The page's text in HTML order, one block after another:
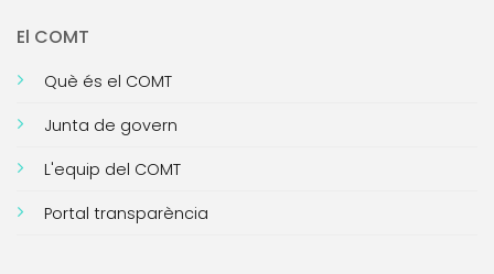
El COMT
Què és el COMT
Junta de govern
L'equip del COMT
Portal transparència